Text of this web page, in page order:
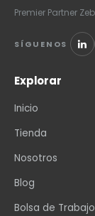
Premier Partner
SÍGUENOS
Explorar
Inicio
Tienda
Nosotros
Blog
Bolsa de Trabajo